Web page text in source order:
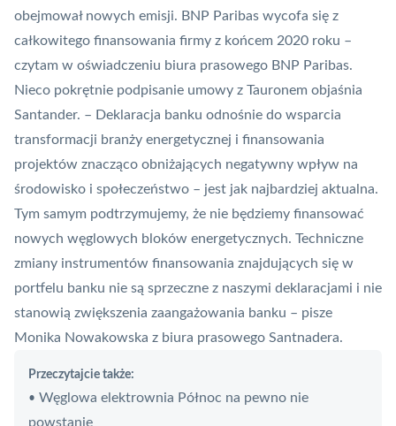
obejmował nowych emisji. BNP Paribas wycofa się z
całkowitego finansowania firmy z końcem 2020 roku –
czytam w oświadczeniu biura prasowego BNP Paribas.
Nieco pokrętnie podpisanie umowy z Tauronem objaśnia
Santander. – Deklaracja banku odnośnie do wsparcia
transformacji branży energetycznej i finansowania
projektów znacząco obniżających negatywny wpływ na
środowisko i społeczeństwo – jest jak najbardziej aktualna.
Tym samym podtrzymujemy, że nie będziemy finansować
nowych węglowych bloków energetycznych. Techniczne
zmiany instrumentów finansowania znajdujących się w
portfelu banku nie są sprzeczne z naszymi deklaracjami i nie
stanowią zwiększenia zaangażowania banku – pisze
Monika Nowakowska z biura prasowego Santnadera.
Przeczytajcie także:
• Węglowa elektrownia Północ na pewno nie
powstanie